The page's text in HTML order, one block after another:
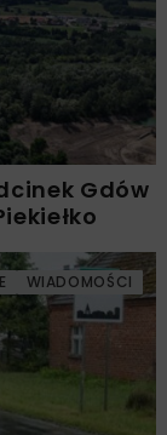
Gdów
WIADOMOŚCI